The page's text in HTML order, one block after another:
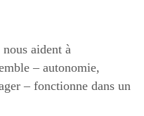
aident à
– autonomie,
– fonctionne dans un